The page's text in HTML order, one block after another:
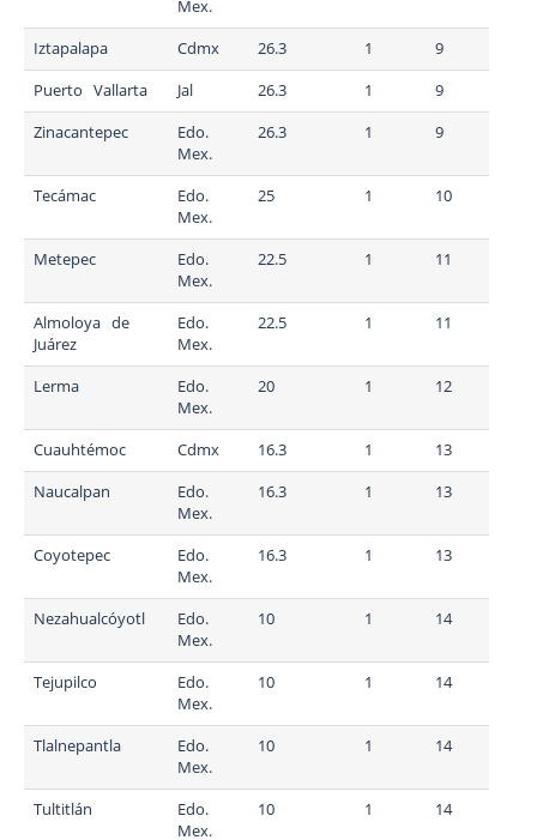
Mex.
Iztapalapa Cdmx 26.3 1 9
Puerto Vallarta Jal 26.3 1 9
Zinacantepec
Edo.
Mex.
26.3 1 9
Tecámac
Edo.
Mex.
25 1 10
Metepec
Edo.
Mex.
22.5 1 11
Almoloya de
Juárez
Edo.
Mex.
22.5 1 11
Lerma
Edo.
Mex.
20 1 12
Cuauhtémoc Cdmx 16.3 1 13
Naucalpan
Edo.
Mex.
16.3 1 13
Coyotepec
Edo.
Mex.
16.3 1 13
Nezahualcóyotl
Edo.
Mex.
10 1 14
Tejupilco
Edo.
Mex.
10 1 14
Tlalnepantla
Edo.
Mex.
10 1 14
Tultitlán
Edo.
Mex.
10 1 14